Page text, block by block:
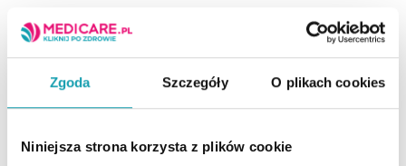
Zgoda Szczegóły O plikach cookies
Niniejsza strona korzysta z plików cookie
Przechowywanie
Przechowywać w temperaturze pokojowej, w miejscu
niedostępnym dla małych dzieci. Chronić od światła i
wilgoci.